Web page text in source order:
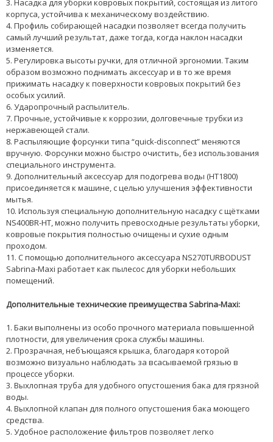
3. Насадка для уборки ковровых покрытий, состоящая из литого
корпуса, устойчива к механическому воздействию.
4. Профиль собирающей насадки позволяет всегда получить
самый лучший результат, даже тогда, когда наклон насадки
изменяется.
5. Регулировка высоты ручки, для отличной эргономии. Таким
образом возможно поднимать аксессуар и в тo же время
прижимать насадку к поверхности ковровых покрытий без
особых усилий.
6. Ударопрочный распылитель.
7. Прочные, устойчивые к коррозии, долговечные трубки из
нержавеющей стали.
8. Распыляющие форсунки типа “quick-disconnect” меняются
вручную. Форсунки можно быстро очистить, без использования
специального инструмента.
9. Дополнительный аксессуар для подогрева воды (HT1800)
присоединяется к машине, с целью улучшения эффективности
мытья.
10. Используя специальную дополнительную насадку с щётками
NS400BR-HT, можно получить превосходные результаты уборки,
ковровые покрытия полностью очищены и сухие одным
проходом.
11. С помощью дополнительного аксессуара NS270TURBODUST
Sabrina-Maxi работает как пылесос для уборки небольших
помещений.
Дополнительные технические преимущества Sabrina-Maxi:
1. Баки выполнены из особо прочного материала повышенной
плотности, для увеличения срока службы машины.
2. Прозрачная, небъющаяся крышка, благодаря которой
возможно визуально наблюдать за всасываемой грязью в
процессе уборки.
3. Выхлопная труба для удобного опустошения бака для грязной
воды.
4. Выхлопной клапан для полного опустошения бака моющего
средства.
5. Удобное расположение фильтров позволяет легко